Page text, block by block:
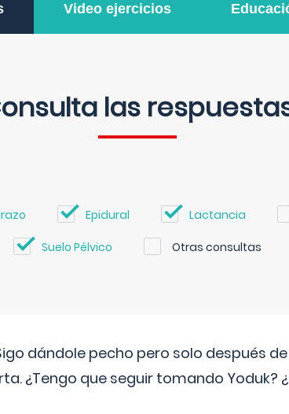
Video ejercicios
las
Epidural Lactancia
Suelo Pélvico Otras consultas
dándole pecho pero solo después
¿Tengo que seguir tomando Yoduk?